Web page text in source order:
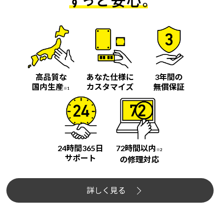
高品質な
国内生産※1
あなた仕様に
カスタマイズ
3年間の
無償保証
24時間365日
サポート
72時間以内 ※2
の修理対応
詳しく見る